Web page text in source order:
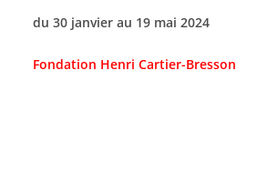
du 30 janvier au 19 mai 2024
Fondation Henri Cartier-Bresson